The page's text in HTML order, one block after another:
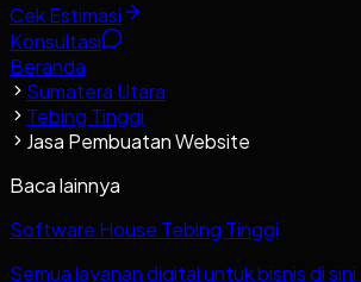
Cek Estimasi
Konsultasi
Beranda
Sumatera Utara
Tebing Tinggi
Jasa Pembuatan Website
Baca lainnya
Software House Tebing Tinggi
Semua layanan digital untuk bisnis di sini.